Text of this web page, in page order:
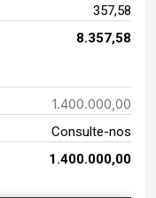
357,58
8.357,58
1.400.000,00
Consulte-nos
1.400.000,00